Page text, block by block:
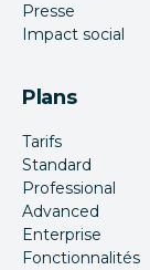
Presse
Impact social
Plans
Tarifs
Standard
Professional
Advanced
Enterprise
Fonctionnalités